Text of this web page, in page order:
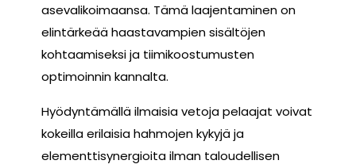
asevalikoimaansa. Tämä laajentaminen on
elintärkeää haastavampien sisältöjen
kohtaamiseksi ja tiimikoostumusten
optimoinnin kannalta.
Hyödyntämällä ilmaisia vetoja pelaajat voivat
kokeilla erilaisia hahmojen kykyjä ja
elementtisynergioita ilman taloudellisen